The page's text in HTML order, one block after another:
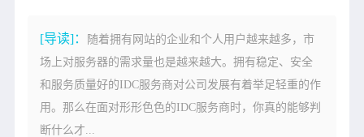
[导读]：
随着拥有网站的企业和个人用户越来越多，市
场上对服务器的需求量也是越来越大。拥有稳定、安全
和服务质量好的IDC服务商对公司发展有着举足轻重的作
用。那么在面对形形色色的IDC服务商时，你真的能够判
断什么才...